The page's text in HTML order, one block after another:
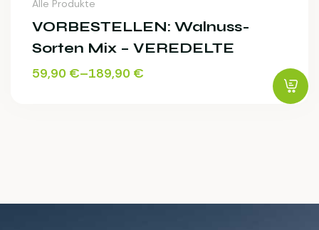
Alle Produkte
VORBESTELLEN: Walnuss-
Sorten Mix – VEREDELTE
59,90 €–189,90 €